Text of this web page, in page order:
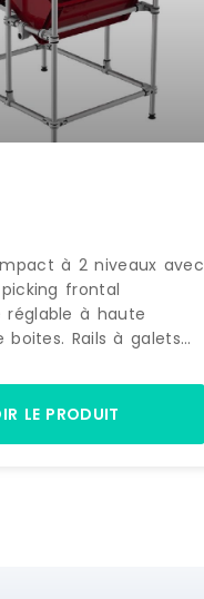
à 2 niveaux avec
frontal
réglable à haute
boites. Rails à galets
sur pieds
: 15-1 Marque :
LE PRODUIT